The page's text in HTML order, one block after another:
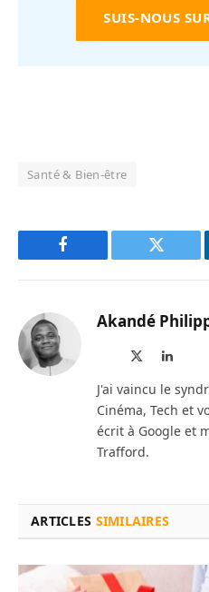
SUIS-NOUS
Santé & Bien-être
Facebook Twitter
Akandé
J'ai vaincu le
Cinéma, Tech et
écrit à Google et
Trafford.
ARTICLES SIMILAIRES